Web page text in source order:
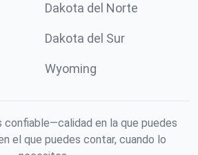
Dakota del Norte
Dakota del Sur
Wyoming
confiable—calidad en la que puedes
el que puedes contar, cuando lo